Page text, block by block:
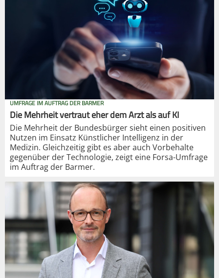
UMFRAGE IM AUFTRAG DER BARMER
Die Mehrheit vertraut eher dem Arzt als auf KI
Die Mehrheit der Bundesbürger sieht einen positiven
Nutzen im Einsatz Künstlicher Intelligenz in der
Medizin. Gleichzeitig gibt es aber auch Vorbehalte
gegenüber der Technologie, zeigt eine Forsa-Umfrage
im Auftrag der Barmer.